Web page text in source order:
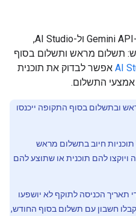
יש שני סוגים של תוכניות חיוב ל-Gemini API ול-AI Studio,
תשלום מראש ותשלום בסוף
אפשר לבדוק את תוכנית
התשלום.
ובתשלום בסוף התקופה ייכנסו
חיוב בתשלום מראש
להם תוכנית או שתוצע להם
תאריך הכניסה לתוקף לא יושפעו
חשבון עם תשלום בסוף החודש,